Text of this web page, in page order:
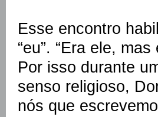
Esse encontro
“eu”. “Era ele,
Por isso durante
senso religioso,
nós que